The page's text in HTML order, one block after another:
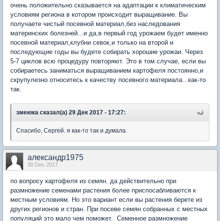
очень положительно сказывается на адаптации к климатическим
условиям региона в котором происходит выращивание. Вы
получаете чистый посевной материал,без наследования
материнских болезней...и да,в первый год урожаем будет именно
посевной материал,клубни севок,и только на второй и
последующие годы вы будете собирать хорошие урожаи. Через
5-7 циклов всю процедуру повторяют. Это в том случае, если вы
собираетесь заниматься выращиванием картофеля постоянно,и
скрупулезно относитесь к качеству посевного материала...как-то
так.
змеюка сказал(а) 29 Дек 2017 - 17:27:
Спасибо, Сергей. я как-то так и думала.
александр1975
30 Dec 2017
по вопросу картофеля из семян. да действительно при
размножение семенами растения более приспосабливаются к
местным условиям. Но это вариант если вы растения берете из
других регионов и стран. При посеве семян собранных с местных
популяций это мало чем поможет. Семенное размножение